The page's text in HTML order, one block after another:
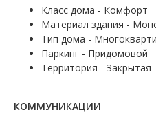
Класс дома - Комфорт
Материал здания -
Тип дома -
Паркинг - Придомовой
Территория - Закрытая
КОММУНИКАЦИИ